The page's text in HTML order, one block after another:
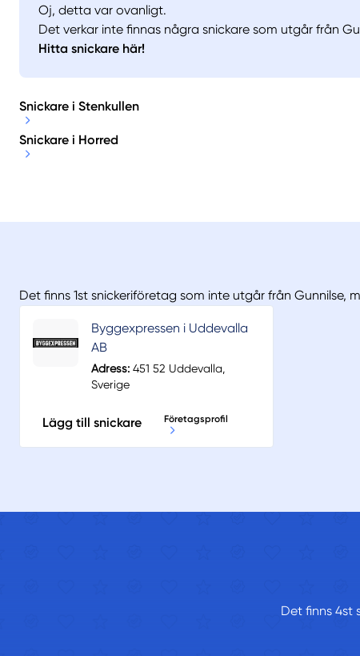
Oj, detta var ovanligt.
Det verkar inte finnas några snickare som utgår från
Hitta snickare här!
Snickare i Stenkullen
Snickare i Horred
Det finns 1st snickeriföretag som inte utgår från Gunnilse,
Byggexpressen i Uddevalla
AB
Adress: 451 52 Uddevalla,
Sverige
Lägg till snickare Företagsprofil
Det finns 4st